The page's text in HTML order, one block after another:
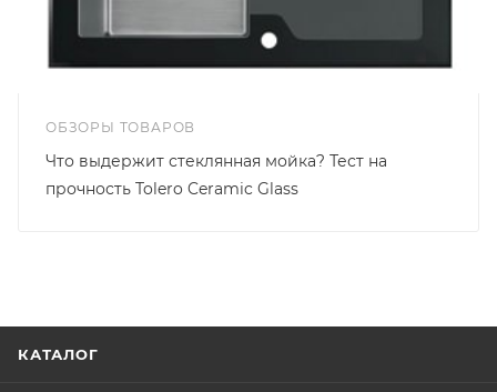
ОБЗОРЫ ТОВАРОВ
Что выдержит стеклянная мойка? Тест на
прочность Tolero Ceramic Glass
КАТАЛОГ